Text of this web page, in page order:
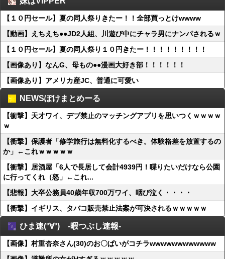
【１０円セール】夏の同人祭りきたー！！全部買っとけwwww
【動画】えちえち●●JD2人組、川遊び中にチャラ男にナンパされるｗ
【１０円セール】夏の同人祭り１０円きたー！！！！！！！！！
【画像あり】なんG、母もの●●漫画大好き部！！！！！！
【画像あり】アメリカ産JC、普通に可愛い
NEWSぽけまとめーる
【衝撃】天才ワイ、デブ禁止のマッチングアプリを思いつくｗｗｗｗ
ｗ
【衝撃】保護者「修学旅行は無料化するべき。体験格差を放置するの
か」←これｗｗｗｗｗ
【衝撃】居酒屋「6人で長居して会計4939円！喋りたいだけなら公園
に行ってくれ（怒」←これ...
【悲報】大卒公務員40歳年収700万ワイ、咽び泣く・・・・
【衝撃】イギリス、タバコ販売禁止法案が可決されるｗｗｗｗｗ
ひま速(°∀°) -暇つぶし速報-
【画像】村重杏奈さん(30)のお〇ぱいがコチラwwwwwwwwwwww